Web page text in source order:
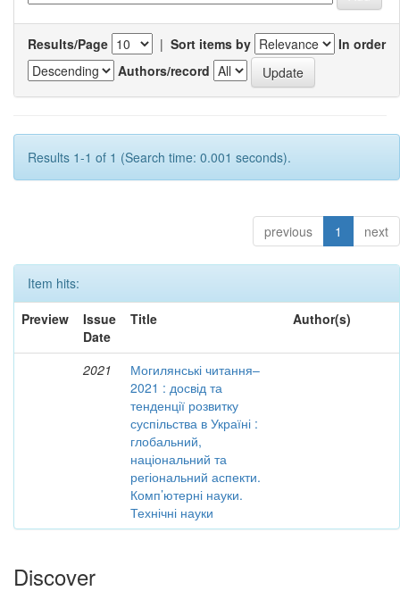
Results/Page | Sort items by
In order
Authors/record
Results 1-1 of 1 (Search time: 0.001 seconds).
previous 1 next
Item hits:
Preview
Issue
Date
Title Author(s)
2021
Могилянські читання–
2021 : досвід та
тенденції розвитку
суспільства в Україні :
глобальний,
національний та
регіональний аспекти.
Комп’ютерні науки.
Технічні науки
Discover